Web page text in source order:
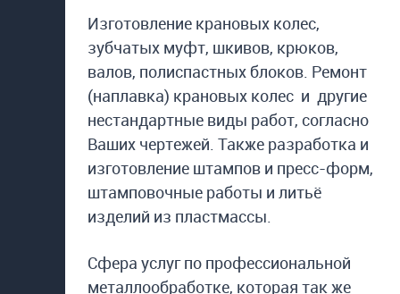
Изготовление крановых колес,
зубчатых муфт, шкивов, крюков,
валов, полиспастных блоков. Ремонт
(наплавка) крановых колес и другие
нестандартные виды работ, согласно
Ваших чертежей. Также разработка и
изготовление штампов и пресс-форм,
штамповочные работы и литьё
изделий из пластмассы.
Сфера услуг по профессиональной
металлообработке, которая так же